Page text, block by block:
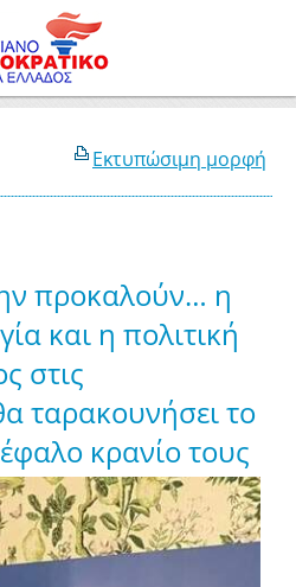
Εκτυπώσιμη μορφή
προκαλούν… η
και η πολιτική
στις
ταρακουνήσει το
κρανίο τους